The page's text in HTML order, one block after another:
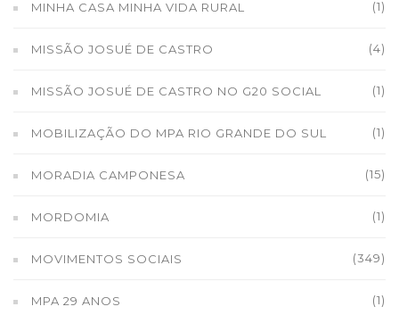
MINHA CASA MINHA VIDA RURAL (1)
MISSÃO JOSUÉ DE CASTRO (4)
MISSÃO JOSUÉ DE CASTRO NO G20 SOCIAL (1)
MOBILIZAÇÃO DO MPA RIO GRANDE DO SUL (1)
MORADIA CAMPONESA (15)
MORDOMIA (1)
MOVIMENTOS SOCIAIS (349)
MPA 29 ANOS (1)